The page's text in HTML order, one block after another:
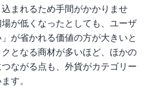
まれるため手間がかかりませ
が低くなったとしても、ユーザ
が省かれる価値の方が大きいと
となる商材が多いほど、ほかの
ながる点も、外貨がカテゴリー
す。